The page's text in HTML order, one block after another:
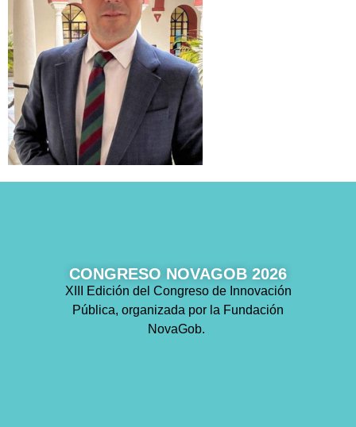
CONGRESO NOVAGOB 2026
XIII Edición del Congreso de Innovación
Pública, organizada por la Fundación
NovaGob.